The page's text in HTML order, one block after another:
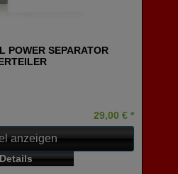
POWER SEPARATOR
29,00 € *
anzeigen